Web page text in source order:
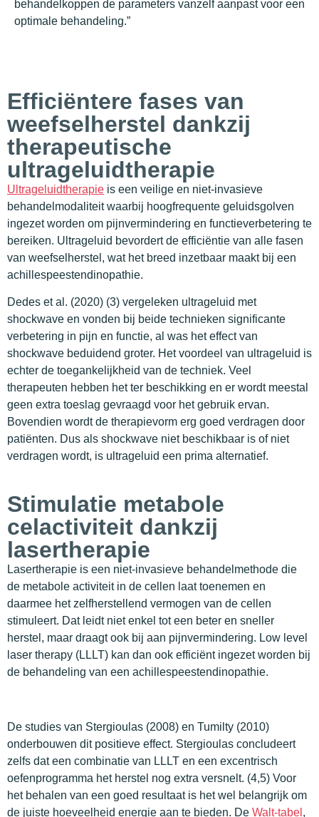
behandelkoppen de parameters vanzelf aanpast voor een
optimale behandeling.”
Efficiëntere fases van
weefselherstel dankzij
therapeutische
ultrageluidtherapie
Ultrageluidtherapie is een veilige en niet-invasieve
behandelmodaliteit waarbij hoogfrequente geluidsgolven
ingezet worden om pijnvermindering en functieverbetering te
bereiken. Ultrageluid bevordert de efficiëntie van alle fasen
van weefselherstel, wat het breed inzetbaar maakt bij een
achillespeestendinopathie.
Dedes et al. (2020) (3) vergeleken ultrageluid met
shockwave en vonden bij beide technieken significante
verbetering in pijn en functie, al was het effect van
shockwave beduidend groter. Het voordeel van ultrageluid is
echter de toegankelijkheid van de techniek. Veel
therapeuten hebben het ter beschikking en er wordt meestal
geen extra toeslag gevraagd voor het gebruik ervan.
Bovendien wordt de therapievorm erg goed verdragen door
patiënten. Dus als shockwave niet beschikbaar is of niet
verdragen wordt, is ultrageluid een prima alternatief.
Stimulatie metabole
celactiviteit dankzij
lasertherapie
Lasertherapie is een niet-invasieve behandelmethode die
de metabole activiteit in de cellen laat toenemen en
daarmee het zelfherstellend vermogen van de cellen
stimuleert. Dat leidt niet enkel tot een beter en sneller
herstel, maar draagt ook bij aan pijnvermindering. Low level
laser therapy (LLLT) kan dan ook efficiënt ingezet worden bij
de behandeling van een achillespeestendinopathie.
De studies van Stergioulas (2008) en Tumilty (2010)
onderbouwen dit positieve effect. Stergioulas concludeert
zelfs dat een combinatie van LLLT en een excentrisch
oefenprogramma het herstel nog extra versnelt. (4,5) Voor
het behalen van een goed resultaat is het wel belangrijk om
de juiste hoeveelheid energie aan te bieden. De Walt-tabel ,